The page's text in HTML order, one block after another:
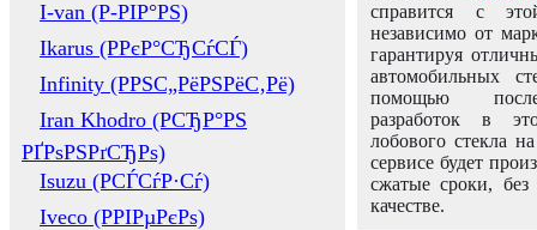
I-van (Р-РІР°РЅ)
Ikarus (РРєР°СЂСѓСЃ)
Infinity (РРЅС„РёРЅРёС‚Рё)
Iran Khodro (РСЂР°РЅ
РҐРѕРЅРґСЂРѕ)
Isuzu (РСЃСѓР·Сѓ)
Iveco (РРІРµРєРѕ)
справится с
независимо от
гарантируя
автомобильных
помощью
разработок в
лобового стекла
сервисе будет
сжатые сроки,
качестве.